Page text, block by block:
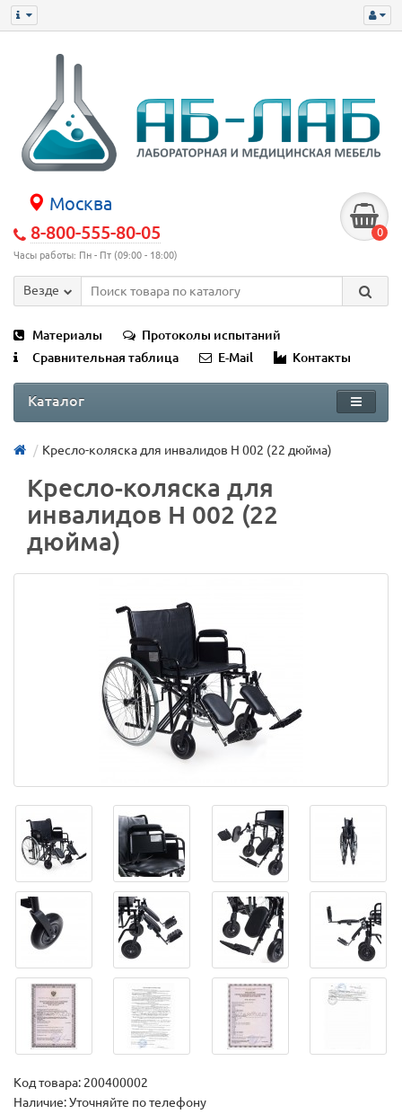
Москва
8-800-555-80-05
Часы работы: Пн - Пт (09:00 - 18:00)
0
Везде
Материалы
Протоколы испытаний
Сравнительная таблица
E-Mail Контакты
Каталог
Кресло-коляска для инвалидов H 002 (22 дюйма)
Кресло-коляска для
инвалидов H 002 (22
дюйма)
Код товара: 200400002
Наличие: Уточняйте по телефону